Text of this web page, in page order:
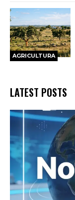
AGRICULTURA
LATEST POSTS